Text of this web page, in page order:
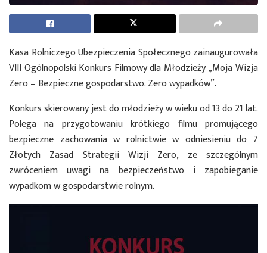
Kasa Rolniczego Ubezpieczenia Społecznego zainaugurowała
VIII Ogólnopolski Konkurs Filmowy dla Młodzieży „Moja Wizja
Zero – Bezpieczne gospodarstwo. Zero wypadków”.
Konkurs skierowany jest do młodzieży w wieku od 13 do 21 lat.
Polega na przygotowaniu krótkiego filmu promującego
bezpieczne zachowania w rolnictwie w odniesieniu do 7
Złotych Zasad Strategii Wizji Zero, ze szczególnym
zwróceniem uwagi na bezpieczeństwo i zapobieganie
wypadkom w gospodarstwie rolnym.